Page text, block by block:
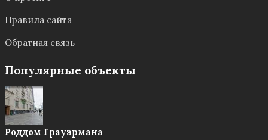
Правила сайта
Обратная связь
Популярные объекты
Роддом Грауэрмана